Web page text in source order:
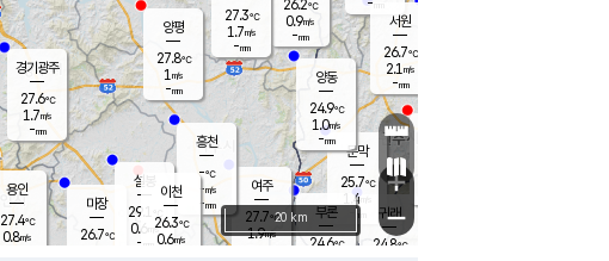
문막
25.7℃
1.4m/s
mm
부론
24.6℃
26.2℃
0.9m/s
-mm
용인
27.4℃
0.8m/s
여주
27.7℃
1.9m/s
양동
24.9℃
1.0m/s
-mm
경기광주
27.6℃
1.7m/s
-mm
흥천
-℃
-m/s
-mm
마장
26.7℃
설봉
29.1
0.6 m/s
- mm
mm
귀래
24.8℃
서원
26.7℃
2.1 m/s
-mm
27.3℃
1.7m/s
-mm
이천
26.3℃
0.6m/s
양평
27.8℃
1 m/s
-mm
+
−
20 km